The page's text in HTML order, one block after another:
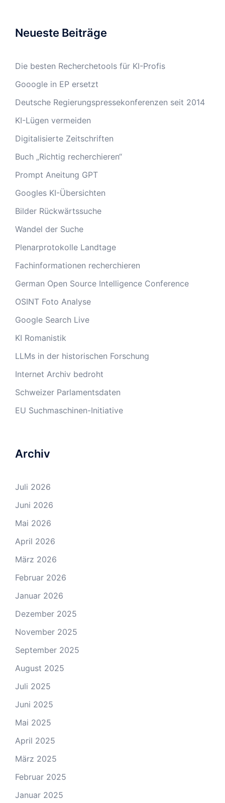
Neueste Beiträge
Die besten Recherchetools für KI-Profis
Gooogle in EP ersetzt
Deutsche Regierungspressekonferenzen seit 2014
KI-Lügen vermeiden
Digitalisierte Zeitschriften
Buch „Richtig recherchieren“
Prompt Aneitung GPT
Googles KI-Übersichten
Bilder Rückwärtssuche
Wandel der Suche
Plenarprotokolle Landtage
Fachinformationen recherchieren
German Open Source Intelligence Conference
OSINT Foto Analyse
Google Search Live
KI Romanistik
LLMs in der historischen Forschung
Internet Archiv bedroht
Schweizer Parlamentsdaten
EU Suchmaschinen-Initiative
Archiv
Juli 2026
Juni 2026
Mai 2026
April 2026
März 2026
Februar 2026
Januar 2026
Dezember 2025
November 2025
September 2025
August 2025
Juli 2025
Juni 2025
Mai 2025
April 2025
März 2025
Februar 2025
Januar 2025